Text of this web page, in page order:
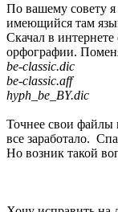
По вашему совету
имеющийся там
Скачал в
орфографии.
be-classic.dic
be-classic.aff
hyph_be_BY.dic
Точнее свои файлы
все заработало.
Но возник такой